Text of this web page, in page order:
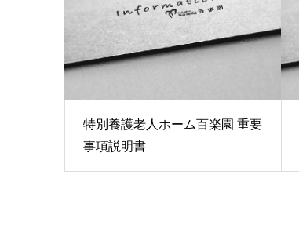
特別養護老人ホーム百楽園 重要
事項説明書